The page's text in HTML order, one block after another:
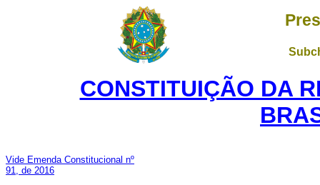
CONSTITUIÇÃO DA
Vide Emenda Constitucional nº
91, de 2016